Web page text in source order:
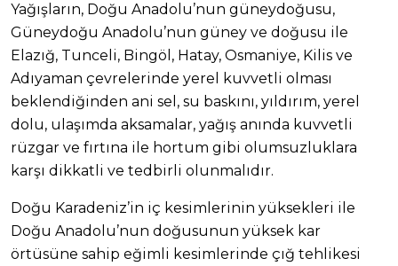
Yağışların, Doğu Anadolu’nun güneydoğusu,
Güneydoğu Anadolu’nun güney ve doğusu ile
Elazığ, Tunceli, Bingöl, Hatay, Osmaniye, Kilis ve
Adıyaman çevrelerinde yerel kuvvetli olması
beklendiğinden ani sel, su baskını, yıldırım, yerel
dolu, ulaşımda aksamalar, yağış anında kuvvetli
rüzgar ve fırtına ile hortum gibi olumsuzluklara
karşı dikkatli ve tedbirli olunmalıdır.
Doğu Karadeniz’in iç kesimlerinin yüksekleri ile
Doğu Anadolu’nun doğusunun yüksek kar
örtüsüne sahip eğimli kesimlerinde çığ tehlikesi